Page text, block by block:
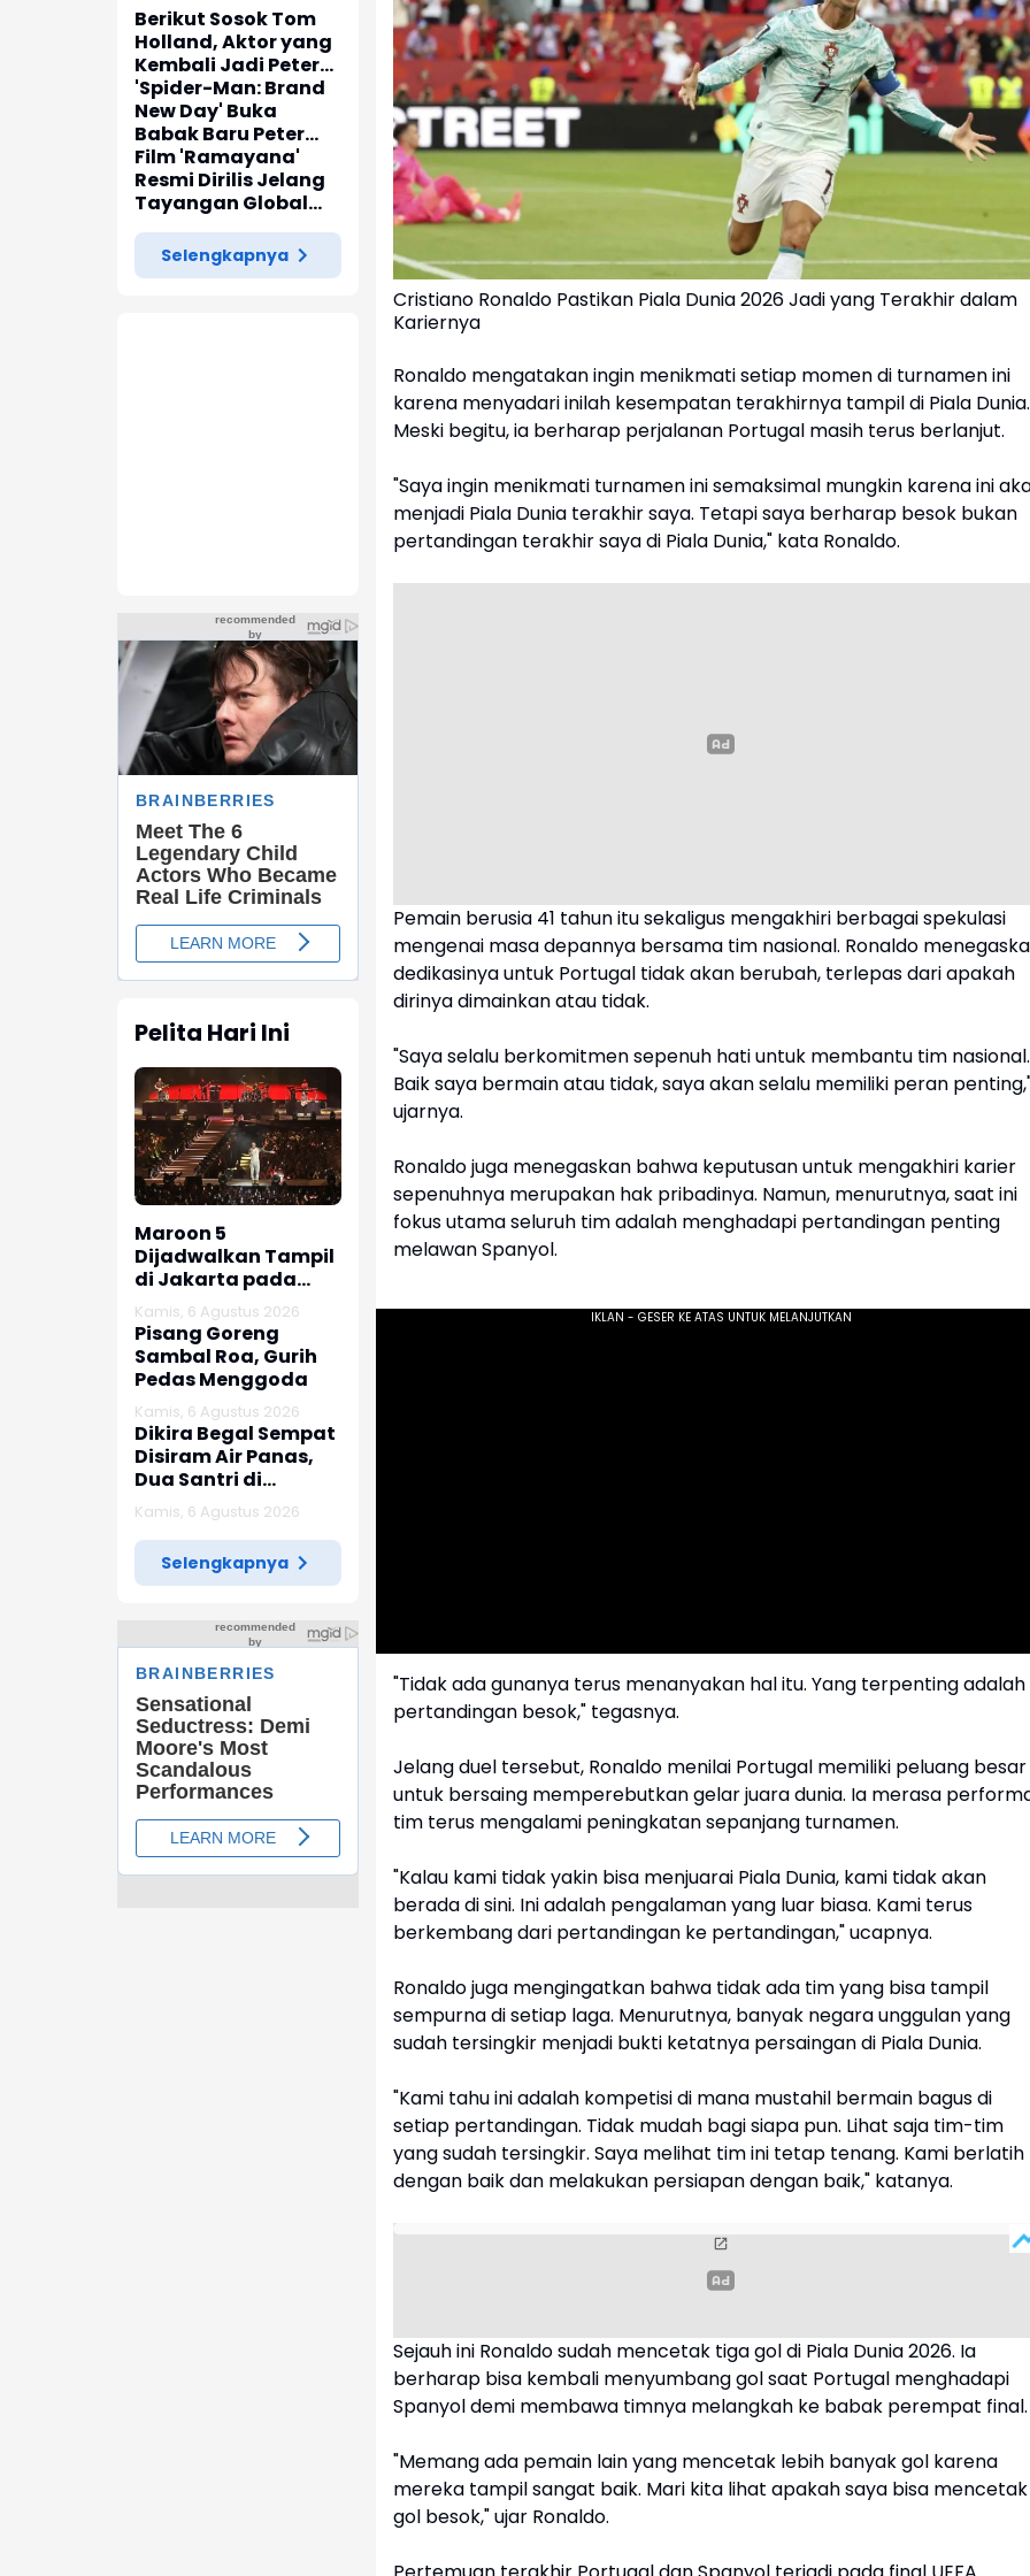
Berikut Sosok Tom
Holland, Aktor yang
Kembali Jadi Peter
Parker di 'Spider-
Man: Brand New Day'
'Spider-Man: Brand
New Day' Buka
Babak Baru Peter
Parker di Marvel
Cinematic Universe
Film 'Ramayana'
Resmi Dirilis Jelang
Tayangan Global
pada November
2026
Selengkapnya
Pelita Hari Ini
Maroon 5
Dijadwalkan Tampil
di Jakarta pada
Februari 2027
Kamis, 6 Agustus 2026
Pisang Goreng
Sambal Roa, Gurih
Pedas Menggoda
Kamis, 6 Agustus 2026
Dikira Begal Sempat
Disiram Air Panas,
Dua Santri di
Karawang Terluka
Akibat Aksi Oknum
Linmas
Kamis, 6 Agustus 2026
Selengkapnya
Cristiano Ronaldo Pastikan Piala Dunia 2026 Jadi yang Terakhir dalam
Kariernya
Ronaldo mengatakan ingin menikmati setiap momen di turnamen ini
karena menyadari inilah kesempatan terakhirnya tampil di Piala Dunia.
Meski begitu, ia berharap perjalanan Portugal masih terus berlanjut.
"Saya ingin menikmati turnamen ini semaksimal mungkin karena ini
menjadi Piala Dunia terakhir saya. Tetapi saya berharap besok bukan
pertandingan terakhir saya di Piala Dunia," kata Ronaldo.
Pemain berusia 41 tahun itu sekaligus mengakhiri berbagai spekulasi
mengenai masa depannya bersama tim nasional. Ronaldo
dedikasinya untuk Portugal tidak akan berubah, terlepas dari apakah
dirinya dimainkan atau tidak.
"Saya selalu berkomitmen sepenuh hati untuk membantu tim nasional.
Baik saya bermain atau tidak, saya akan selalu memiliki peran
ujarnya.
Ronaldo juga menegaskan bahwa keputusan untuk mengakhiri karier
sepenuhnya merupakan hak pribadinya. Namun, menurutnya, saat ini
fokus utama seluruh tim adalah menghadapi pertandingan penting
melawan Spanyol.
"Tidak ada gunanya terus menanyakan hal itu. Yang terpenting adalah
pertandingan besok," tegasnya.
Jelang duel tersebut, Ronaldo menilai Portugal memiliki peluang besar
untuk bersaing memperebutkan gelar juara dunia. Ia merasa
tim terus mengalami peningkatan sepanjang turnamen.
"Kalau kami tidak yakin bisa menjuarai Piala Dunia, kami tidak akan
berada di sini. Ini adalah pengalaman yang luar biasa. Kami terus
berkembang dari pertandingan ke pertandingan," ucapnya.
Ronaldo juga mengingatkan bahwa tidak ada tim yang bisa tampil
sempurna di setiap laga. Menurutnya, banyak negara unggulan yang
sudah tersingkir menjadi bukti ketatnya persaingan di Piala Dunia.
"Kami tahu ini adalah kompetisi di mana mustahil bermain bagus di
setiap pertandingan. Tidak mudah bagi siapa pun. Lihat saja tim-tim
yang sudah tersingkir. Saya melihat tim ini tetap tenang. Kami berlatih
dengan baik dan melakukan persiapan dengan baik," katanya.
Sejauh ini Ronaldo sudah mencetak tiga gol di Piala Dunia 2026. Ia
berharap bisa kembali menyumbang gol saat Portugal menghadapi
Spanyol demi membawa timnya melangkah ke babak perempat final.
"Memang ada pemain lain yang mencetak lebih banyak gol karena
mereka tampil sangat baik. Mari kita lihat apakah saya bisa mencetak
gol besok," ujar Ronaldo.